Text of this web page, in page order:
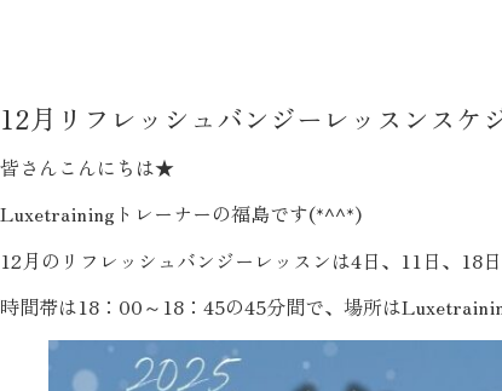
12月リフレッシュバンジーレッスンスケ
皆さんこんにちは★
Luxetrainingトレーナーの福島です(*^^*)
12月のリフレッシュバンジーレッスンは4日、11日、18
時間帯は18：00～18：45の45分間で、場所は